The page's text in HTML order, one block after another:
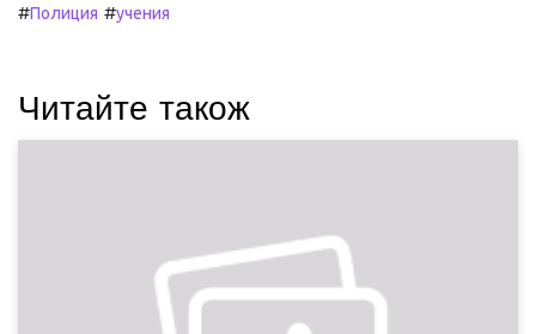
#Полиция #учения
Читайте також